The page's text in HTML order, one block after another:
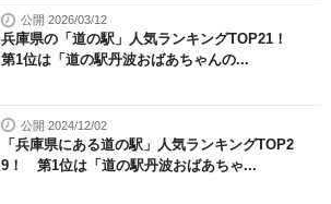
公開 2026/03/12
兵庫県の「道の駅」人気ランキングTOP21！
第1位は「道の駅丹波おばあちゃんの...
公開 2024/12/02
「兵庫県にある道の駅」人気ランキングTOP2
9！ 第1位は「道の駅丹波おばあちゃ...